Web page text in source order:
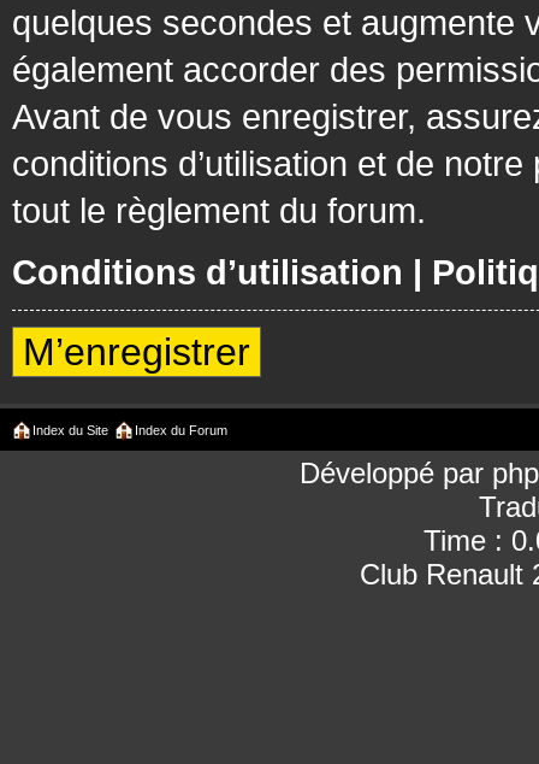
quelques secondes et augmente
également accorder des
Avant de vous enregistrer,
conditions d’utilisation et de
tout le règlement du forum.
Conditions d’utilisation |
M’enregistrer
Index du Site Index du Forum
Développé par
Time :
Club Renault